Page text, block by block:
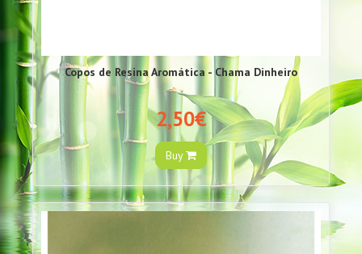
Copos de Resina Aromática - Chama Dinheiro
2,50€
Buy